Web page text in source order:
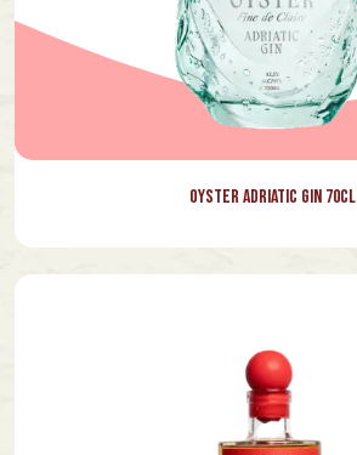
Oyster Adriatic Gin 70cl